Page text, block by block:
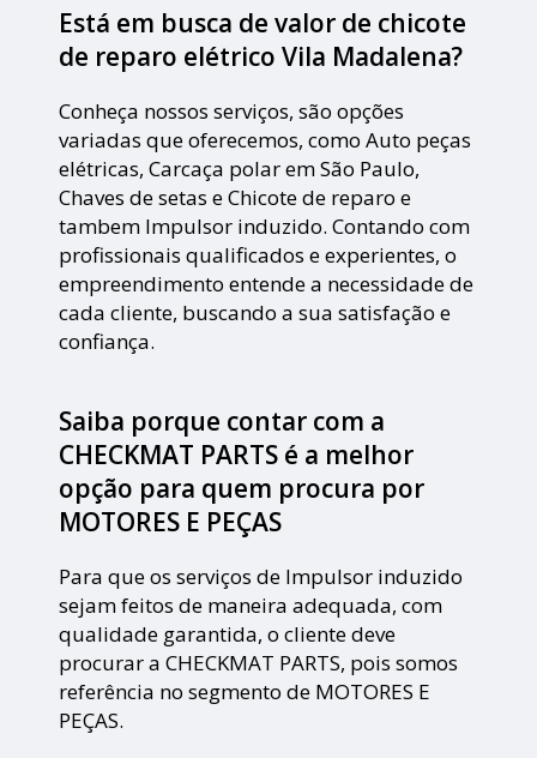
Está em busca de valor de chicote
de reparo elétrico Vila Madalena?
Conheça nossos serviços, são opções
variadas que oferecemos, como Auto peças
elétricas, Carcaça polar em São Paulo,
Chaves de setas e Chicote de reparo e
tambem Impulsor induzido. Contando com
profissionais qualificados e experientes, o
empreendimento entende a necessidade de
cada cliente, buscando a sua satisfação e
confiança.
Saiba porque contar com a
CHECKMAT PARTS é a melhor
opção para quem procura por
MOTORES E PEÇAS
Para que os serviços de Impulsor induzido
sejam feitos de maneira adequada, com
qualidade garantida, o cliente deve
procurar a CHECKMAT PARTS, pois somos
referência no segmento de MOTORES E
PEÇAS.